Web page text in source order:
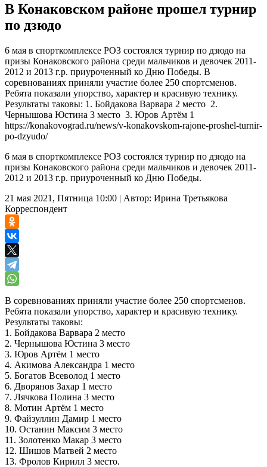
В Конаковском районе прошел турнир
по дзюдо
6 мая в спорткомплексе РОЗ состоялся турнир по дзюдо на
призы Конаковского района среди мальчиков и девочек 2011-
2012 и 2013 г.р. приуроченный ко Дню Победы. В
соревнованиях приняли участие более 250 спортсменов.
Ребята показали упорство, характер и красивую технику.
Результаты таковы: 1. Бойдакова Варвара 2 место 2.
Чернышова Юстина 3 место 3. Юров Артём 1
https://konakovograd.ru/news/v-konakovskom-rajone-proshel-turnir-
po-dzyudo/
6 мая в спорткомплексе РОЗ состоялся турнир по дзюдо на
призы Конаковского района среди мальчиков и девочек 2011-
2012 и 2013 г.р. приуроченный ко Дню Победы.
21 мая 2021, Пятница 10:00 | Автор: Ирина Третьякова
Корреспондент
В соревнованиях приняли участие более 250 спортсменов.
Ребята показали упорство, характер и красивую технику.
Результаты таковы:
1. Бойдакова Варвара 2 место
2. Чернышова Юстина 3 место
3. Юров Артём 1 место
4. Акимова Александра 1 место
5. Богатов Всеволод 1 место
6. Дворянов Захар 1 место
7. Лячкова Полина 3 место
8. Мотин Артём 1 место
9. Файзуллин Дамир 1 место
10. Останин Максим 3 место
11. Золотенко Макар 3 место
12. Шишов Матвей 2 место
13. Фролов Кирилл 3 место.